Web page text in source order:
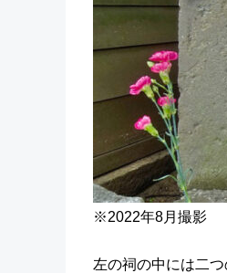
※2022年8月撮影
左の祠の中には二